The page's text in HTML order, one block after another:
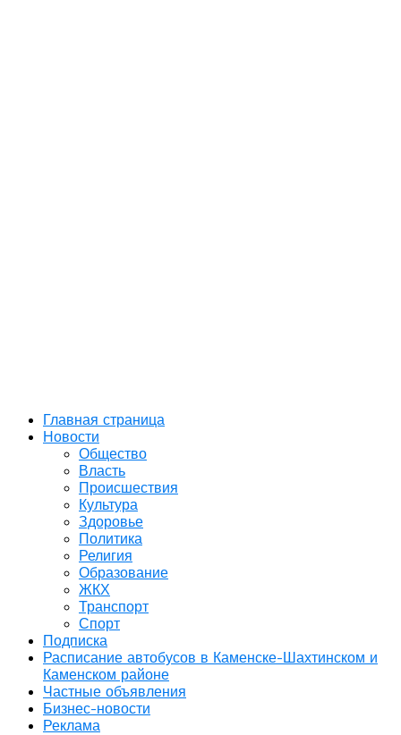
Главная страница
Новости
Общество
Власть
Происшествия
Культура
Здоровье
Политика
Религия
Образование
ЖКХ
Транспорт
Спорт
Подписка
Расписание автобусов в Каменске-Шахтинском и
Каменском районе
Частные объявления
Бизнес-новости
Реклама